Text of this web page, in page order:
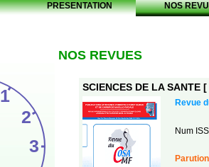
PRESENTATION NOS
NOS REVUES
SCIENCES DE LA SANTE
Revue
Num